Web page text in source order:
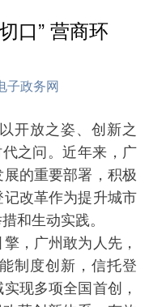
口” 营商环
子政务网
放之姿、创新之
之问。近年来，广
的重要部署，积极
改革作为提升城市
和生动实践。
，广州敢为人先，
制度创新，信托登
现多项全国首创，